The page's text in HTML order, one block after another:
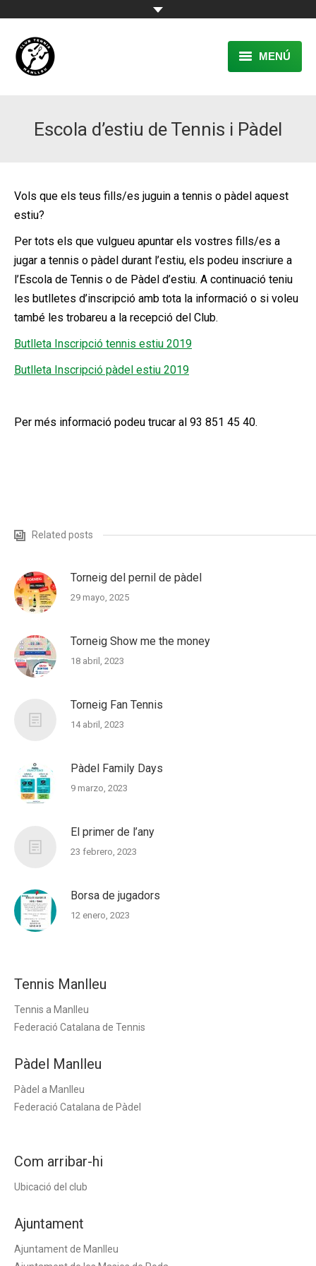
MENÚ
RESERVA
PÀDEL
CONTACTE
Escola d’estiu de Tennis i Pàdel
Vols que els teus fills/es juguin a tennis o pàdel aquest
estiu?
Per tots els que vulgueu apuntar els vostres fills/es a
jugar a tennis o pàdel durant l’estiu, els podeu inscriure a
l’Escola de Tennis o de Pàdel d’estiu. A continuació teniu
les butlletes d’inscripció amb tota la informació o si voleu
també les trobareu a la recepció del Club.
Butlleta Inscripció tennis estiu 2019
Butlleta Inscripció pàdel estiu 2019
Per més informació podeu trucar al 93 851 45 40.
Related posts
Torneig del pernil de pàdel
29 mayo, 2025
Torneig Show me the money
18 abril, 2023
Torneig Fan Tennis
14 abril, 2023
Pàdel Family Days
9 marzo, 2023
El primer de l’any
23 febrero, 2023
Borsa de jugadors
12 enero, 2023
Tennis Manlleu
Tennis a Manlleu
Federació Catalana de Tennis
Pàdel Manlleu
Pàdel a Manlleu
Federació Catalana de Pàdel
Com arribar-hi
Ubicació del club
Ajuntament
Ajuntament de Manlleu